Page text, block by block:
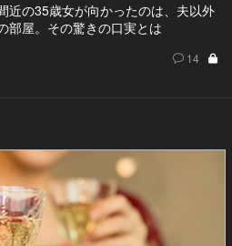
近の35歳女が向かったのは、夫以外
部屋。その驚きの口実とは
14